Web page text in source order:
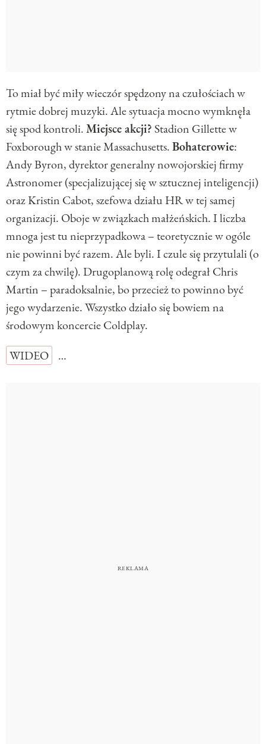
To miał być miły wieczór spędzony na czułościach w
rytmie dobrej muzyki. Ale sytuacja mocno wymknęła
się spod kontroli.Miejsce akcji?Stadion Gillette w
Foxborough w stanie Massachusetts.Bohaterowie:
Andy Byron, dyrektor generalny nowojorskiej firmy
Astronomer (specjalizującej się w sztucznej inteligencji)
oraz Kristin Cabot, szefowa działu HR w tej samej
organizacji. Oboje w związkach małżeńskich. I liczba
mnoga jest tu nieprzypadkowa – teoretycznie w ogóle
nie powinni być razem. Ale byli. I czule się przytulali (o
czym za chwilę). Drugoplanową rolę odegrał Chris
Martin – paradoksalnie, bo przecież to powinno być
jego wydarzenie. Wszystko działo się bowiem na
środowym koncercie Coldplay.
WIDEO
…